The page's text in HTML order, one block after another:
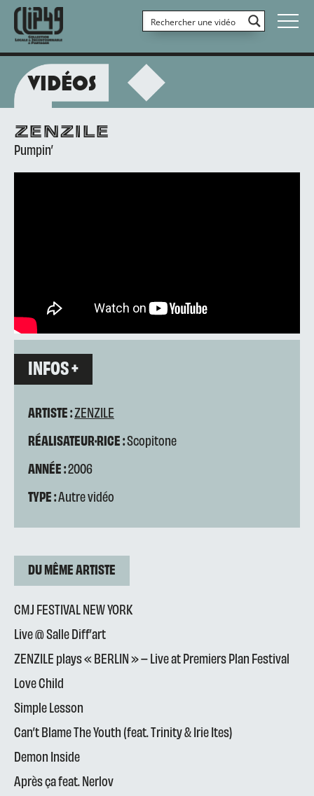
VIDÉOS
ZENZILE
Pumpin’
INFOS +
ARTISTE :ZENZILE
RÉALISATEUR·RICE :Scopitone
ANNÉE :2006
TYPE :Autre vidéo
DU MÊME ARTISTE
CMJ FESTIVAL NEW YORK
Live @ Salle Diff’art
ZENZILE plays « BERLIN » – Live at Premiers Plan Festival
Love Child
Simple Lesson
Can’t Blame The Youth (feat. Trinity & Irie Ites)
Demon Inside
Après ça feat. Nerlov